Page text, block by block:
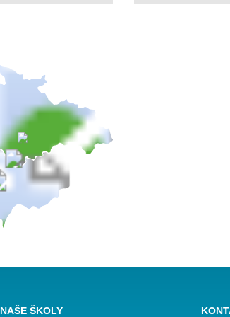
NAŠE ŠKOLY